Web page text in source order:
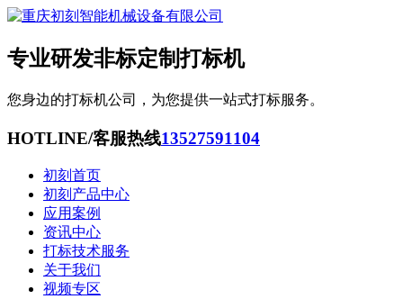
专业研发非标定制打标机
您身边的打标机公司，为您提供一站式打标服务。
HOTLINE/客服热线13527591104
初刻首页
初刻产品中心
应用案例
资讯中心
打标技术服务
关于我们
视频专区